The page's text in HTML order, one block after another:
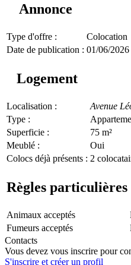
Annonce
Type d'offre :
Colocation
Date de publication : 01/06/2026
Logement
Localisation : Avenue
Type :
Superficie :
75 m²
Meublé :
Oui
Colocs déjà présents : 2
Règles particulières
Animaux acceptés
Fumeurs acceptés
Contacts
Vous devez vous inscrire pour
S'inscrire et créer un profil